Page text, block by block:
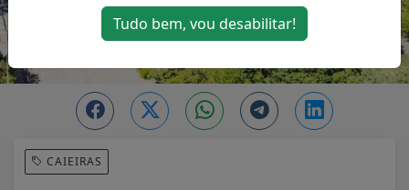
CAIEIRAS
Tudo bem, vou desabilitar!